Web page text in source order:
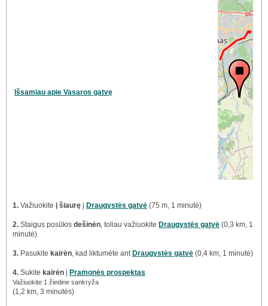
Išsamiau apie Vasaros gatvę
1. Važiuokite į šiaurę į Draugystės gatvė (75 m, 1 minutė)
2. Staigus posūkis dešinėn, toliau važiuokite Draugystės gatvė (0,3 km, 1
minutė)
3. Pasukite kairėn, kad liktumėte ant Draugystės gatvė (0,4 km, 1 minutė)
4. Sukite kairėn į Pramonės prospektas
Važiuokite 1 žiedine sankryža
(1,2 km, 3 minutės)